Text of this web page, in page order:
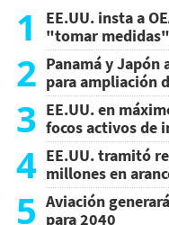
1
EE.UU. insta a
"tomar
2 Panamá y
para ampliación
3 EE.UU. en
focos activos de
4 EE.UU. tramitó
millones en
5 Aviación
para 2040